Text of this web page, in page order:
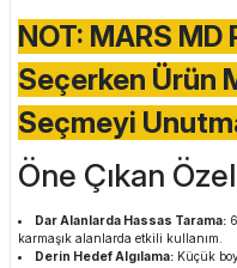
NOT: MARS MD
Seçerken Ürün
Seçmeyi
Öne Çıkan
Dar Alanlarda Hassas Tarama:
karmaşık alanlarda etkili kullanım.
Derin Hedef Algılama: Küçük